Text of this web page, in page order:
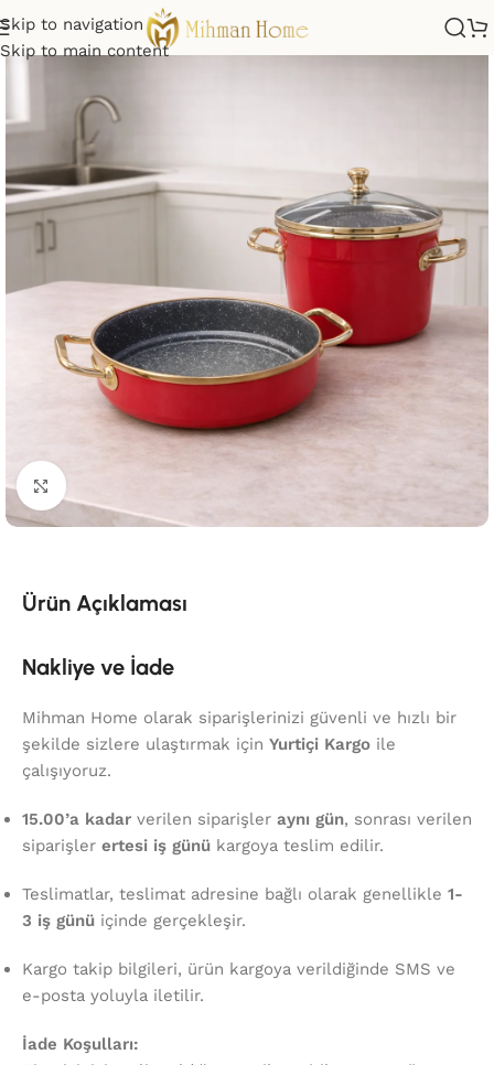
Skip to navigation
Skip to main content
Click to enlarge
Ürün Açıklaması
Nakliye ve İade
Mihman Home olarak siparişlerinizi güvenli ve hızlı bir
şekilde sizlere ulaştırmak için Yurtiçi Kargo ile
çalışıyoruz.
15.00’a kadar verilen siparişler aynı gün, sonrası verilen
siparişler ertesi iş günü kargoya teslim edilir.
Teslimatlar, teslimat adresine bağlı olarak genellikle 1-
3 iş günü içinde gerçekleşir.
Kargo takip bilgileri, ürün kargoya verildiğinde SMS ve
e-posta yoluyla iletilir.
İade Koşulları: